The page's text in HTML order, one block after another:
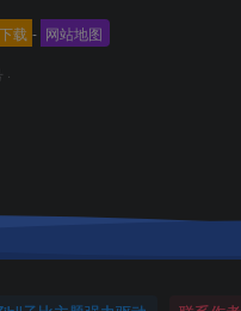
载 - 网站地图
·